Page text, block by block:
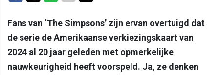
Fans van ‘The Simpsons’ zijn ervan overtuigd dat
de serie de Amerikaanse verkiezingskaart van
2024 al 20 jaar geleden met opmerkelijke
nauwkeurigheid heeft voorspeld. Ja, ze denken